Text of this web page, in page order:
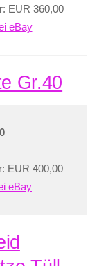
EUR 360,00
eBay
Gr.40
EUR 400,00
eBay